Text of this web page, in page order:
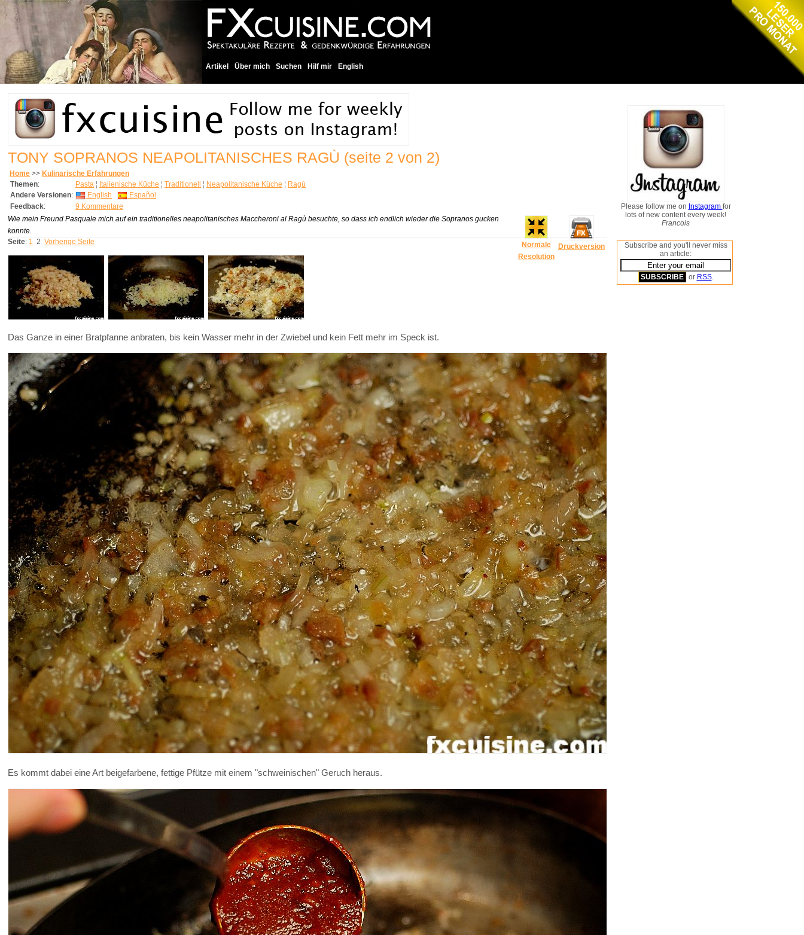
Artikel Über mich Suchen Hilf mir English
TONY SOPRANOS NEAPOLITANISCHES RAGÙ (seite 2 von 2)
Home >> Kulinarische Erfahrungen
Themen: Pasta ¦ Italienische Küche ¦ Traditionell ¦ Neapolitanische Küche ¦ Ragù
Andere Versionen: English
Español
Feedback: 9 Kommentare
Normale
Resolution
Druckversion
Wie mein Freund Pasquale mich auf ein traditionelles neapolitanisches Maccheroni al Ragù besuchte, so dass ich endlich wieder die Sopranos gucken
konnte.
Seite: 1 2 Vorherige Seite
Das Ganze in einer Bratpfanne anbraten, bis kein Wasser mehr in der Zwiebel und kein Fett mehr im Speck ist.
Es kommt dabei eine Art beigefarbene, fettige Pfütze mit einem "schweinischen" Geruch heraus.
Please follow me on Instagram for
lots of new content every week!
Francois
Subscribe and you'll never miss
an article:
or RSS.